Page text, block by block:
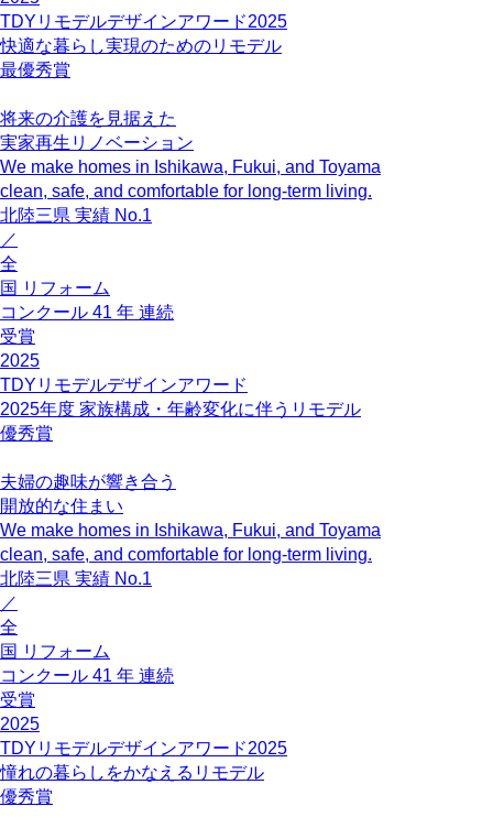
TDYリモデルデザインアワード2025
快適な暮らし実現のためのリモデル
最優秀賞
将来の介護を見据えた
実家再生リノベーション
We make homes in Ishikawa, Fukui, and Toyama
clean, safe, and comfortable for long-term living.
北陸三県 実績 No.1
／
全
国 リフォーム
コンクール 41 年 連続
受賞
2025
TDYリモデルデザインアワード
2025年度 家族構成・年齢変化に伴うリモデル
優秀賞
夫婦の趣味が響き合う
開放的な住まい
We make homes in Ishikawa, Fukui, and Toyama
clean, safe, and comfortable for long-term living.
北陸三県 実績 No.1
／
全
国 リフォーム
コンクール 41 年 連続
受賞
2025
TDYリモデルデザインアワード2025
憧れの暮らしをかなえるリモデル
優秀賞